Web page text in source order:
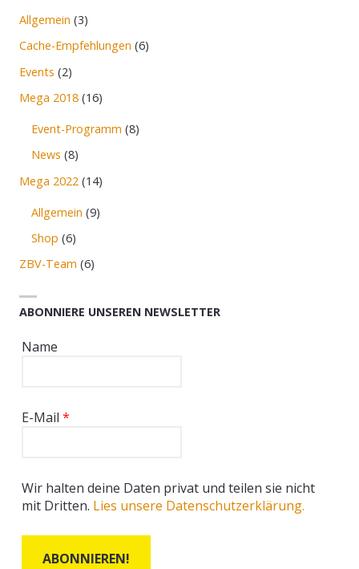
Allgemein (3)
Cache-Empfehlungen (6)
Events (2)
Mega 2018 (16)
Event-Programm (8)
News (8)
Mega 2022 (14)
Allgemein (9)
Shop (6)
ZBV-Team (6)
ABONNIERE UNSEREN NEWSLETTER
Name
E-Mail*
Wir halten deine Daten privat und teilen sie nicht
mit Dritten. Lies unsere Datenschutzerklärung.